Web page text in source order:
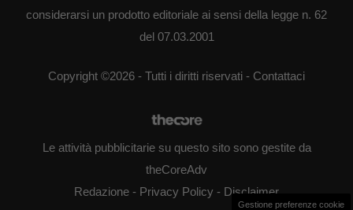
considerarsi un prodotto editoriale ai sensi della legge n. 62
del 07.03.2001
Copyright ©2026 - Tutti i diritti riservati - Contattaci
Le attività pubblicitarie su questo sito sono gestite da
theCoreAdv
Redazione - Privacy Policy - Disclaimer
Gestione preferenze cookie